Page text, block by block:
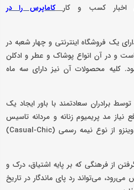
اخبار کسب و کار
کاماپرس را در
یک فروشگاه اینترنتی و چهار شعبه در
و در آن انواع پوشاک و عطر و ادکلن
کلیه محصولات آن نیز دارای سه ماه
شرکت وینزو در سال 1399 توسط برادران سعادتمند با باور ایجاد یک
نیاز مد پریمیوم زنانه و مردانه تاسیس
شد. سبک طراحی پوشاک وینزو از نوع نیمه رسمی (Casual-Chic)
از فرهنگی که بر پایه اشتیاق، درک و
می‌تواند رد پای ماندگار در تاریخ